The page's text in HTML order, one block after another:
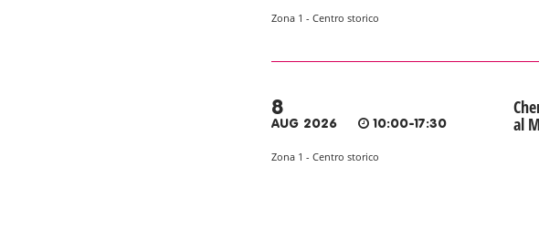
Zona 1 - Centro storico
8
AUG 2026 10:00-17:30
Zona 1 - Centro storico
al